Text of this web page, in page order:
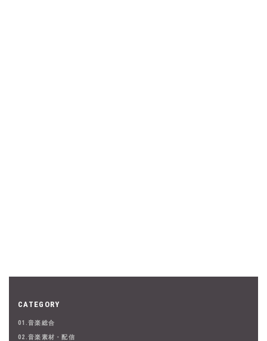
CATEGORY
01.音楽総合
02.音楽素材・配信